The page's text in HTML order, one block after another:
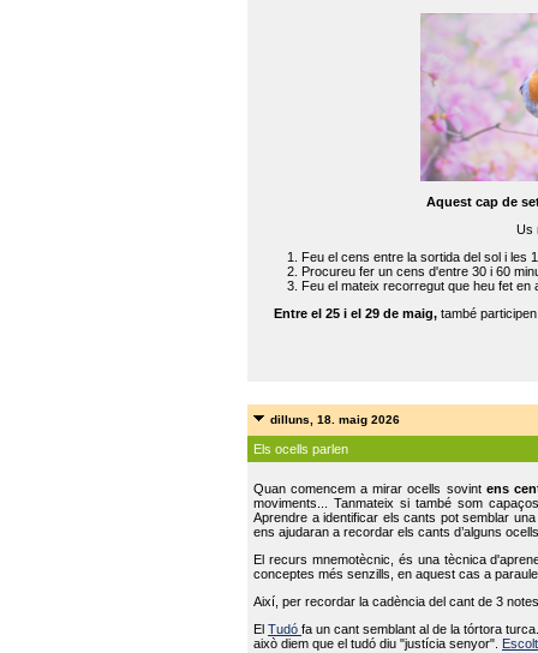
Aquest cap de
Us
Feu el cens entre la sortida del sol i les
Procureu fer un cens d'entre 30 i 60
Feu el mateix recorregut que heu fet en
Entre el 25 i el 29 de maig, també
dilluns, 18. maig 2026
Els ocells parlen
Quan comencem a mirar ocells sovint ens
moviments... Tanmateix si també som
Aprendre a identificar els cants pot semblar
ens ajudaran a recordar els cants d’alguns
El recurs mnemotècnic, és una tècnica
conceptes més senzills, en aquest cas a
Així, per recordar la cadència del cant de 3
ElTudófa un cant semblant al de la tórtora
això diem que el tudó diu "justícia senyor".